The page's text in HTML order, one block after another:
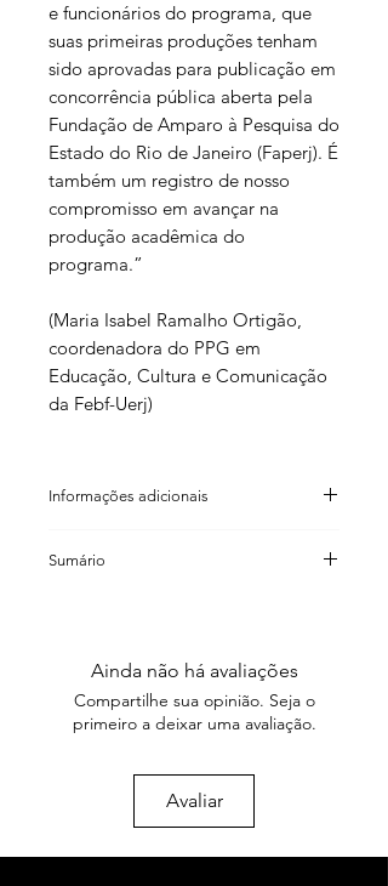
e funcionários do programa, que
suas primeiras produções tenham
sido aprovadas para publicação em
concorrência pública aberta pela
Fundação de Amparo à Pesquisa do
Estado do Rio de Janeiro (Faperj). É
também um registro de nosso
compromisso em avançar na
produção acadêmica do
programa.”
(Maria Isabel Ramalho Ortigão,
coordenadora do PPG em
Educação, Cultura e Comunicação
da Febf-Uerj)
Informações adicionais
(organização)
Número de páginas: 304
Peso: 390g
Ano: 2010
Sumário
resultados
Paulo Melgaço da Silva Junior e
para a sexualidade: desafios para as
práticas curriculares
Ainda não há avaliações
Compartilhe sua opinião. Seja o
primeiro a deixar uma avaliação.
Avaliar